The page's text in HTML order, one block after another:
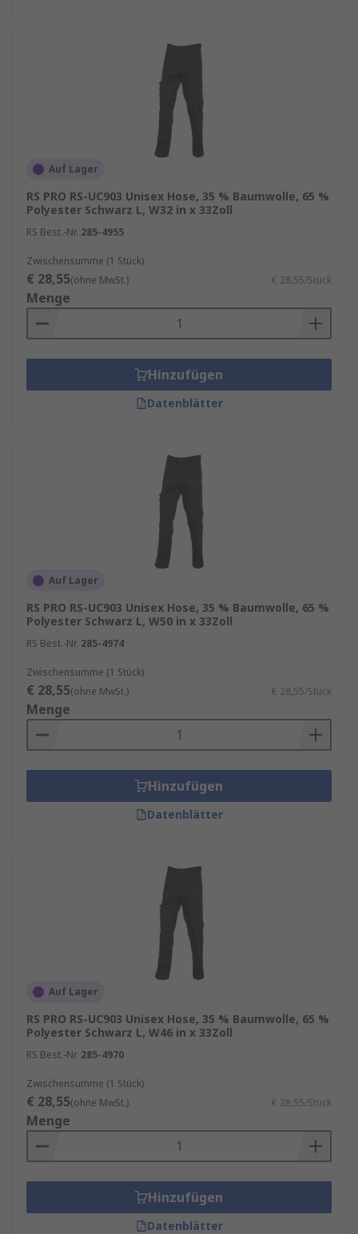
Auf Lager
RS PRO RS-UC903 Unisex Hose, 35 % Baumwolle, 65 %
Polyester Schwarz L, W32 in x 33Zoll
RS Best.-Nr. 285-4955
Zwischensumme (1 Stück)
€ 28,55(ohne MwSt.) € 28,55/Stück
Menge
Hinzufügen
Datenblätter
Auf Lager
RS PRO RS-UC903 Unisex Hose, 35 % Baumwolle, 65 %
Polyester Schwarz L, W50 in x 33Zoll
RS Best.-Nr. 285-4974
Zwischensumme (1 Stück)
€ 28,55(ohne MwSt.) € 28,55/Stück
Menge
Hinzufügen
Datenblätter
Auf Lager
RS PRO RS-UC903 Unisex Hose, 35 % Baumwolle, 65 %
Polyester Schwarz L, W46 in x 33Zoll
RS Best.-Nr. 285-4970
Zwischensumme (1 Stück)
€ 28,55(ohne MwSt.) € 28,55/Stück
Menge
Hinzufügen
Datenblätter